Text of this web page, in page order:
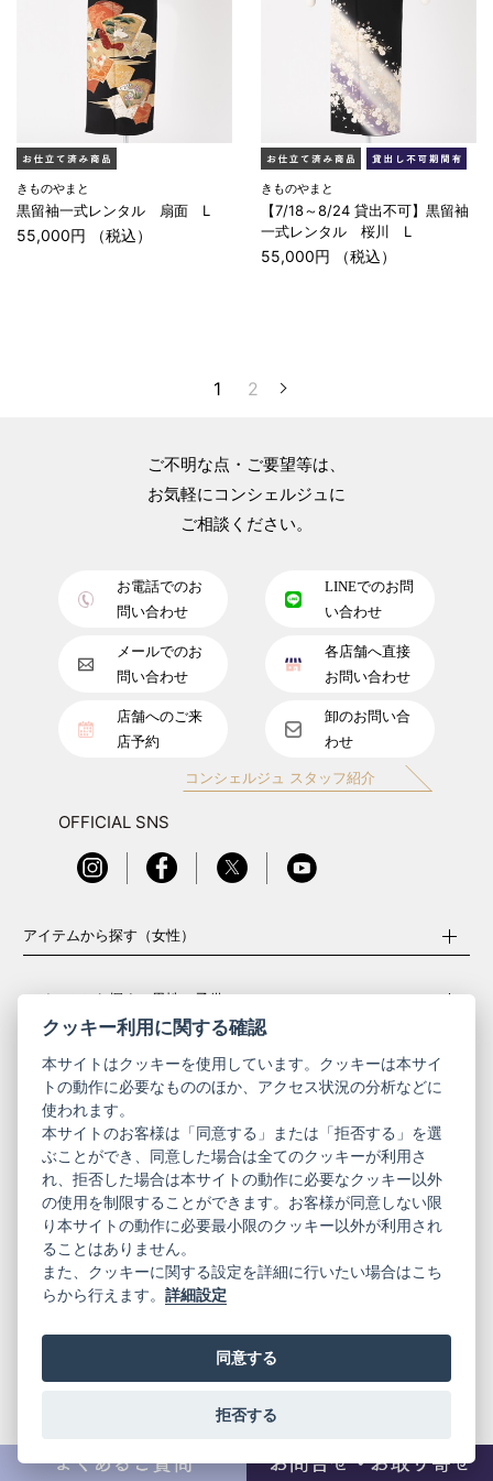
きものやまと
黒留袖一式レンタル 扇面 L
55,000円 （税込）
きものやまと
【7/18～8/24 貸出不可】黒留袖
一式レンタル 桜川 L
55,000円 （税込）
1 2
ご不明な点・ご要望等は、
お気軽にコンシェルジュに
ご相談ください。
お電話でのお
問い合わせ
LINEでのお問
い合わせ
メールでのお
問い合わせ
各店舗へ直接
お問い合わせ
店舗へのご来
店予約
卸のお問い合
わせ
コンシェルジュ スタッフ紹介
OFFICIAL SNS
アイテムから探す（女性）
アイテムから探す（男性・子供）
クリーニング
ブランド
着物にまつわるお役立ち情報
Y. & SONS オンラインストア
クッキー利用に関する確認
本サイトはクッキーを使用しています。クッキーは本サイ
トの動作に必要なもののほか、アクセス状況の分析などに
使われます。
本サイトのお客様は「同意する」または「拒否する」を選
ぶことができ、同意した場合は全てのクッキーが利用さ
れ、拒否した場合は本サイトの動作に必要なクッキー以外
の使用を制限することができます。お客様が同意しない限
り本サイトの動作に必要最小限のクッキー以外が利用され
ることはありません。
また、クッキーに関する設定を詳細に行いたい場合はこち
らから行えます。詳細設定
同意する
拒否する